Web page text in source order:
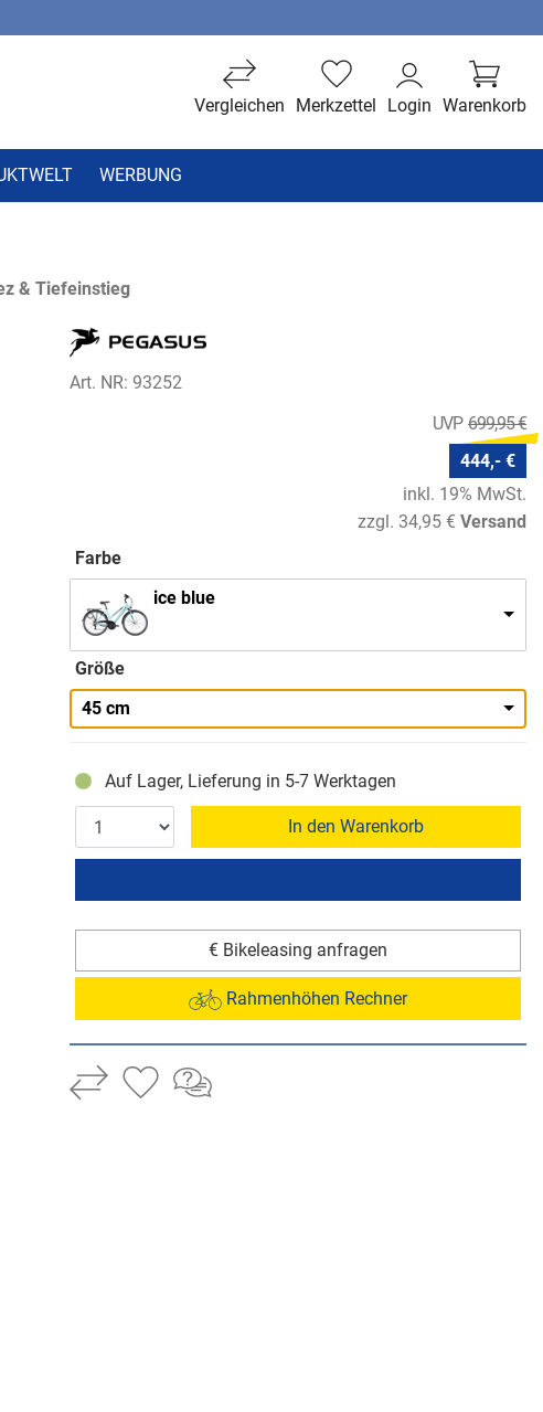
Warenkorb
Login
Merkzettel
Vergleichen
WERBUNG
& Tiefeinstieg
Art. NR: 93252
699,95 €
444,- €
inkl. 19% MwSt.
zzgl. 34,95 € Versand
Farbe
ice blue
Größe
45 cm
Auf Lager, Lieferung in 5-7 Werktagen
In den Warenkorb
€ Bikeleasing anfragen
Rahmenhöhen Rechner